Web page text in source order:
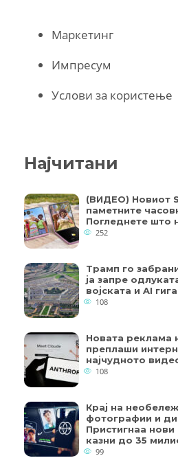
Маркетинг
Импресум
Услови за користење
Најчитани
(ВИДЕО) Новиот
паметните
Погледнете што
252
Трамп го
ја запре
војската и AI
108
Новата реклама
преплаши
најчудното
108
Крај на
фотографии и
Пристигнаа нови
казни до 35
99